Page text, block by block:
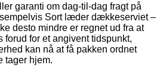
garanti om dag-til-dag fragt på
Sort læder dækkeserviet –
desto mindre er regnet ud fra at
forud for et angivent tidspunkt,
kan nå at få pakken ordnet
tager hjem.